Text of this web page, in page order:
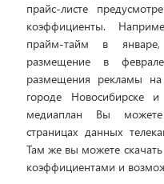
прайс-листе
коэффициенты.
прайм-тайм в
размещение в
размещения рекламы
городе Новосибирске и
медиаплан Вы
страницах данных
Там же вы можете
коэффициентами и